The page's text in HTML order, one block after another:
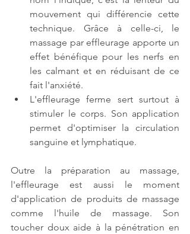
mouvement qui différencie cette
technique. Grâce à celle-ci, le
massage par effleurage apporte un
effet bénéfique pour les nerfs en
les calmant et en réduisant de ce
fait l'anxiété.
L'effleurage ferme sert surtout à
stimuler le corps. Son application
permet d'optimiser la circulation
sanguine et lymphatique.
Outre la préparation au massage,
l'effleurage est aussi le moment
d'application de produits de massage
comme l'huile de massage. Son
toucher doux aide à la pénétration en